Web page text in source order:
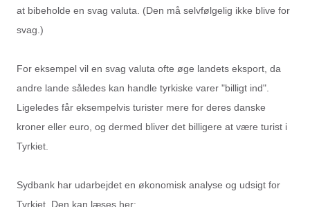
at bibeholde en svag valuta. (Den må selvfølgelig ikke blive for
svag.)
For eksempel vil en svag valuta ofte øge landets eksport, da
andre lande således kan handle tyrkiske varer "billigt ind".
Ligeledes får eksempelvis turister mere for deres danske
kroner eller euro, og dermed bliver det billigere at være turist i
Tyrkiet.
Sydbank har udarbejdet en økonomisk analyse og udsigt for
Tyrkiet. Den kan læses her: